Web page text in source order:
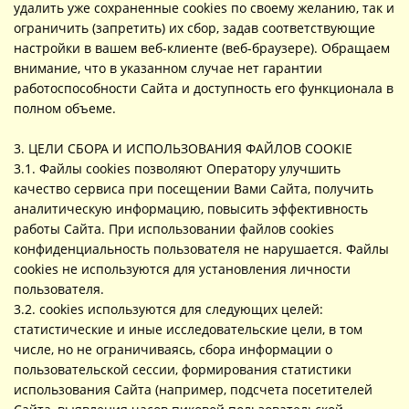
удалить уже сохраненные cookies по своему желанию, так и
ограничить (запретить) их сбор, задав соответствующие
настройки в вашем веб-клиенте (веб-браузере). Обращаем
внимание, что в указанном случае нет гарантии
работоспособности Сайта и доступность его функционала в
полном объеме.
3. ЦЕЛИ СБОРА И ИСПОЛЬЗОВАНИЯ ФАЙЛОВ COOKIE
3.1. Файлы cookies позволяют Оператору улучшить
качество сервиса при посещении Вами Сайта, получить
аналитическую информацию, повысить эффективность
работы Сайта. При использовании файлов cookies
конфиденциальность пользователя не нарушается. Файлы
cookies не используются для установления личности
пользователя.
3.2. cookies используются для следующих целей:
статистические и иные исследовательские цели, в том
числе, но не ограничиваясь, сбора информации о
пользовательской сессии, формирования статистики
использования Сайта (например, подсчета посетителей